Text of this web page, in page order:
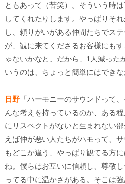
ともあって（苦笑）。そういう時
してくれたりします。やっぱりそ
し、頼りがいがある仲間たちでス
が、観に来てくださるお客様にも
ゃないかなと。だから、 1 人減った
いうのは、ちょっと簡単にはできな
日野 「ハーモニーのサウンドって
んな考えを持っているのか、ある
にリスペクトがないと生まれない
えば仲が悪い人たちがハモって、
もどこか違う、やっぱり観てる方
ね。僕らはお互いに信頼し、尊敬
ってる中に温かさがある。そこは強